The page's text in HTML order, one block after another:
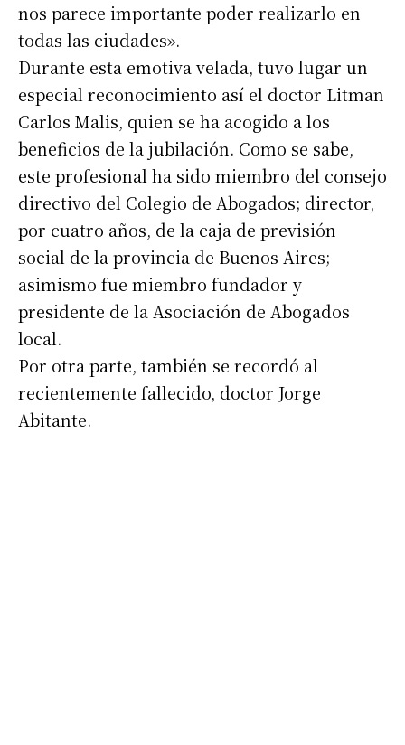
nos parece importante poder realizarlo en
todas las ciudades».
Durante esta emotiva velada, tuvo lugar un
especial reconocimiento así el doctor Litman
Carlos Malis, quien se ha acogido a los
beneficios de la jubilación. Como se sabe,
este profesional ha sido miembro del consejo
directivo del Colegio de Abogados; director,
por cuatro años, de la caja de previsión
social de la provincia de Buenos Aires;
asimismo fue miembro fundador y
presidente de la Asociación de Abogados
local.
Por otra parte, también se recordó al
recientemente fallecido, doctor Jorge
Abitante.